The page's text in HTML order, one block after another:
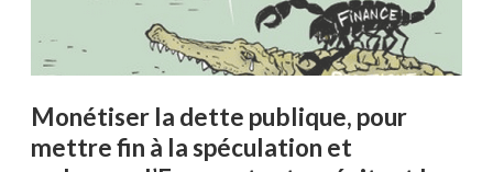
Monétiser la dette publique, pour
mettre fin à la spéculation et